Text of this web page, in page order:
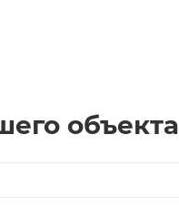
объекта